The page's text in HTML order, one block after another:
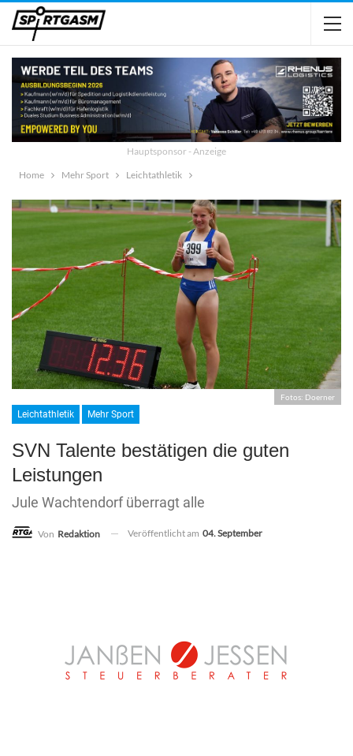
Hauptsponsor - Anzeige
Home
Mehr Sport Leichtathletik
Fotos: Doerner
Leichtathletik Mehr Sport
SVN Talente bestätigen die guten
Leistungen
Jule Wachtendorf überragt alle
Von Redaktion Veröffentlicht am 04. September